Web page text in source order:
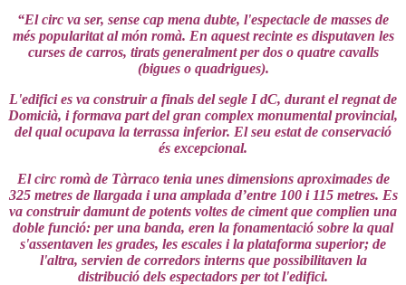
“El circ va ser, sense cap mena dubte, l'espectacle de masses de
més popularitat al món romà. En aquest recinte es disputaven les
curses de carros, tirats generalment per dos o quatre cavalls
(bigues o quadrigues).
L'edifici es va construir a finals del segle I dC, durant el regnat de
Domicià, i formava part del gran complex monumental provincial,
del qual ocupava la terrassa inferior. El seu estat de conservació
és excepcional.
El circ romà de Tàrraco tenia unes dimensions aproximades de
325 metres de llargada i una amplada d’entre 100 i 115 metres. Es
va construir damunt de potents voltes de ciment que complien una
doble funció: per una banda, eren la fonamentació sobre la qual
s'assentaven les grades, les escales i la plataforma superior; de
l'altra, servien de corredors interns que possibilitaven la
distribució dels espectadors per tot l'edifici.